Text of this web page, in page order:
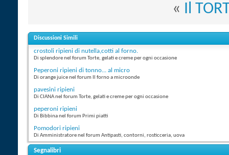
« Il
Discussioni Simili
crostoli ripieni di nutella,cotti al forno.
Di splendore nel forum Torte, gelati e creme per ogni occasione
Peperoni ripieni di tonno... al micro
Di orange juice nel forum Il forno a microonde
pavesini ripieni
Di CIANA nel forum Torte, gelati e creme per ogni occasione
peperoni ripieni
Di Bibbina nel forum Primi piatti
Pomodori ripieni
Di Amministratore nel forum Antipasti, contorni, rosticceria, uova
Segnalibri